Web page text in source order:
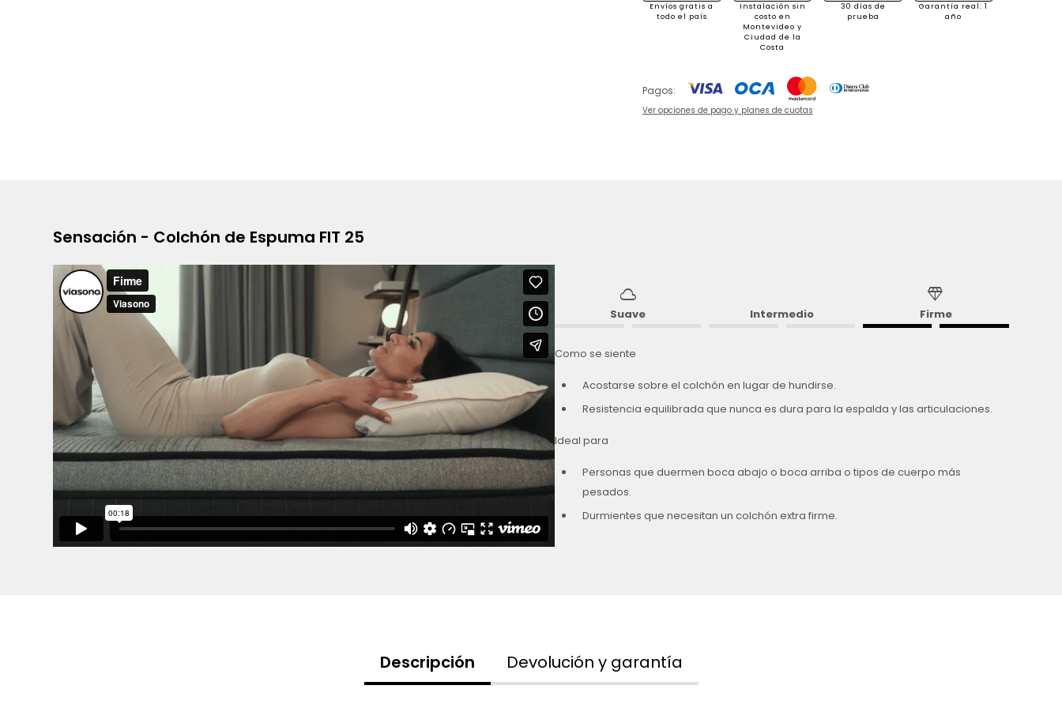
Envíos gratis a
todo el país
Instalación sin
costo en
Montevideo y
Ciudad de la
Costa
30 días de
prueba
Garantía real: 1
año
Pagos:
Ver opciones de pago y planes de cuotas
Sensación - Colchón de Espuma FIT 25
cloud
Suave Intermedio
diamond
Firme
Como se siente
Acostarse sobre el colchón en lugar de hundirse.
Resistencia equilibrada que nunca es dura para la espalda y las articulaciones.
Ideal para
Personas que duermen boca abajo o boca arriba o tipos de cuerpo más
pesados.
Durmientes que necesitan un colchón extra firme.
Descripción Devolución y garantía